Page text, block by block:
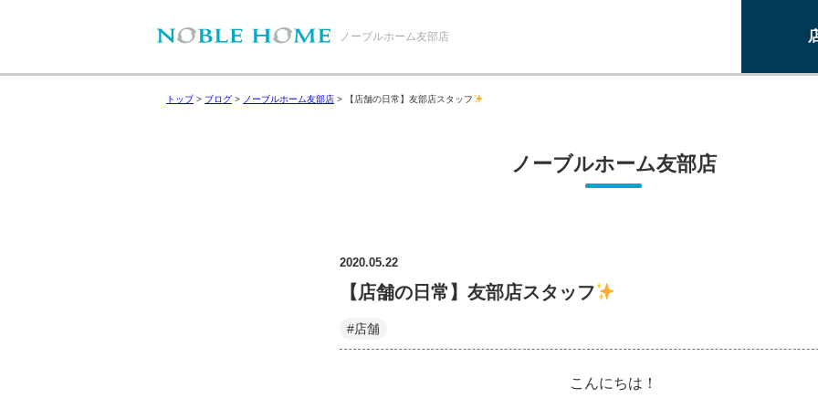
ノーブルホーム友部店
トップ> ブログ > ノーブルホーム友部店 > 【店舗の日常】友部店スタッフ
ノーブルホーム友部店
2020.05.22
【店舗の日常】友部店スタッフ
#店舗
こんにちは！